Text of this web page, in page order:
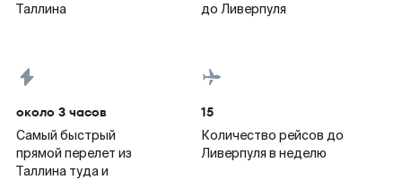
Таллина
до Ливерпуля
около 3 часов
Самый быстрый
прямой перелет из
Таллина туда и
15
Количество рейсов до
Ливерпуля в неделю